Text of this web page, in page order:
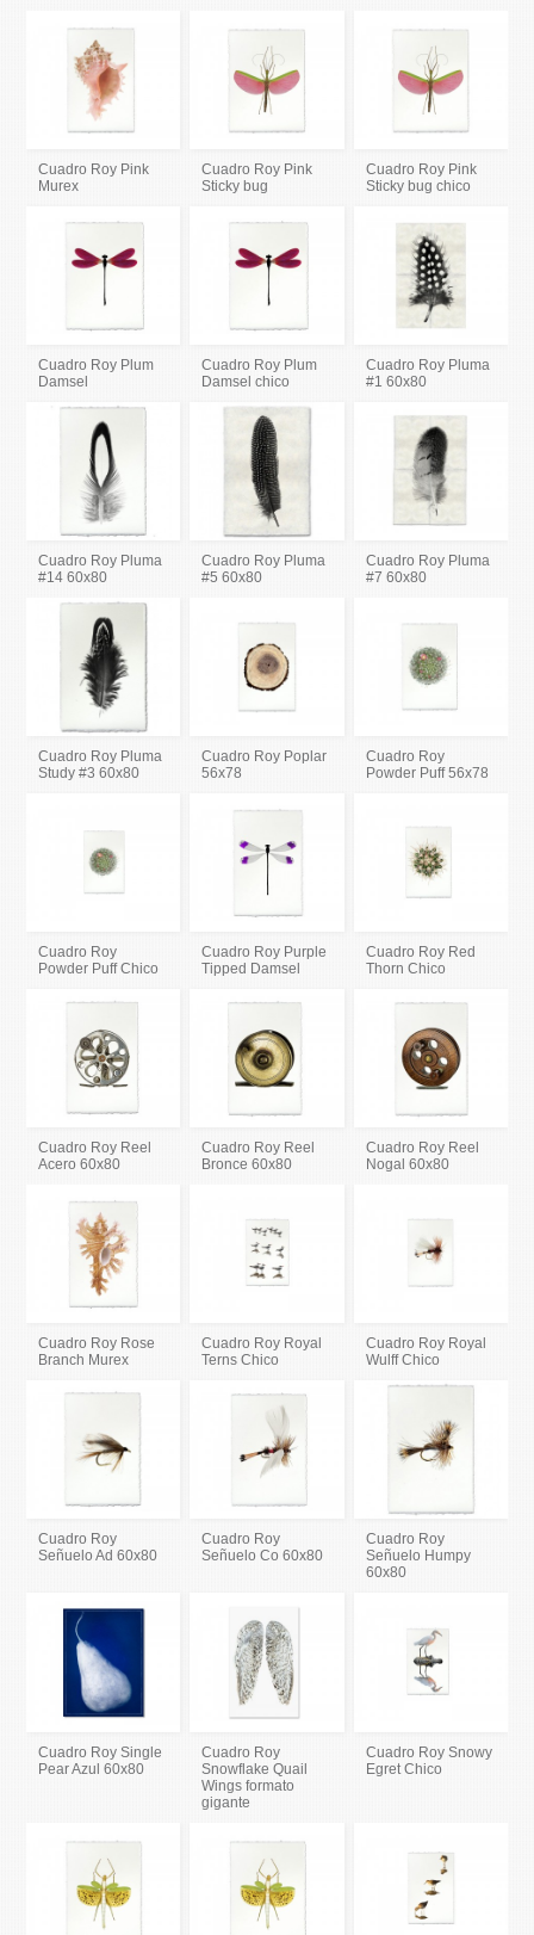
Cuadro Roy Pink
Murex
Cuadro Roy Pink
Sticky bug
Cuadro Roy Pink
Sticky bug chico
Cuadro Roy Plum
Damsel
Cuadro Roy Plum
Damsel chico
Cuadro Roy Pluma
#1 60x80
Cuadro Roy Pluma
#14 60x80
Cuadro Roy Pluma
#5 60x80
Cuadro Roy Pluma
#7 60x80
Cuadro Roy Pluma
Study #3 60x80
Cuadro Roy Poplar
56x78
Cuadro Roy
Powder Puff 56x78
Cuadro Roy
Powder Puff Chico
Cuadro Roy Purple
Tipped Damsel
Cuadro Roy Red
Thorn Chico
Cuadro Roy Reel
Acero 60x80
Cuadro Roy Reel
Bronce 60x80
Cuadro Roy Reel
Nogal 60x80
Cuadro Roy Rose
Branch Murex
Cuadro Roy Royal
Terns Chico
Cuadro Roy Royal
Wulff Chico
Cuadro Roy
Señuelo Ad 60x80
Cuadro Roy
Señuelo Co 60x80
Cuadro Roy
Señuelo Humpy
60x80
Cuadro Roy Single
Pear Azul 60x80
Cuadro Roy
Snowflake Quail
Wings formato
gigante
Cuadro Roy Snowy
Egret Chico